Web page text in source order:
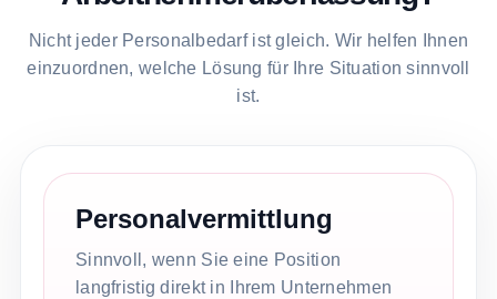
Nicht jeder Personalbedarf ist gleich. Wir helfen Ihnen
einzuordnen, welche Lösung für Ihre Situation sinnvoll
ist.
Personalvermittlung
Sinnvoll, wenn Sie eine Position
langfristig direkt in Ihrem Unternehmen